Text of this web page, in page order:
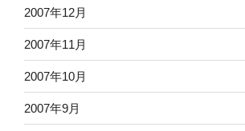
2007年12月
2007年11月
2007年10月
2007年9月